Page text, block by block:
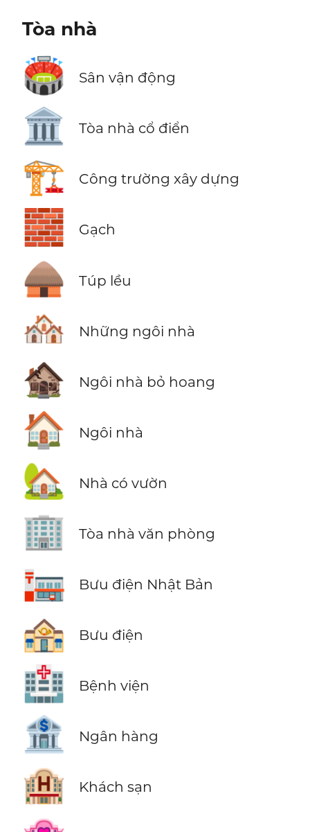
Tòa nhà
🏟️ Sân vận động
🏛️ Tòa nhà cổ điển
🏗️ Công trường xây dựng
🧱 Gạch
🛖 Túp lều
🏘️ Những ngôi nhà
🏚️ Ngôi nhà bỏ hoang
🏠 Ngôi nhà
🏡 Nhà có vườn
🏢 Tòa nhà văn phòng
🏣 Bưu điện Nhật Bản
🏤 Bưu điện
🏥 Bệnh viện
🏦 Ngân hàng
🏨 Khách sạn